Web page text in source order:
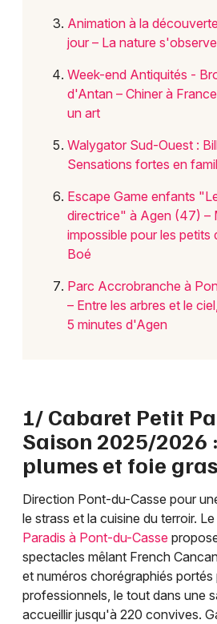
Animation à la
jour – La nature
Week-end Antiquités -
d'Antan – Chiner à
un art
Walygator Sud-Ouest :
Sensations fortes en
Escape Game enfants
directrice" à Agen (47) –
impossible pour les petits
Boé
Parc Accrobranche à
– Entre les arbres et le
5 minutes d'Agen
1/ Cabaret Petit
Saison 2025/2026
plumes et foie
Direction Pont-du-Casse pour
le strass et la cuisine du terroir. Le
Paradis à Pont-du-Casse
spectacles mêlant French
et numéros chorégraphiés portés
professionnels, le tout dans une
accueillir jusqu'à 220 convives.